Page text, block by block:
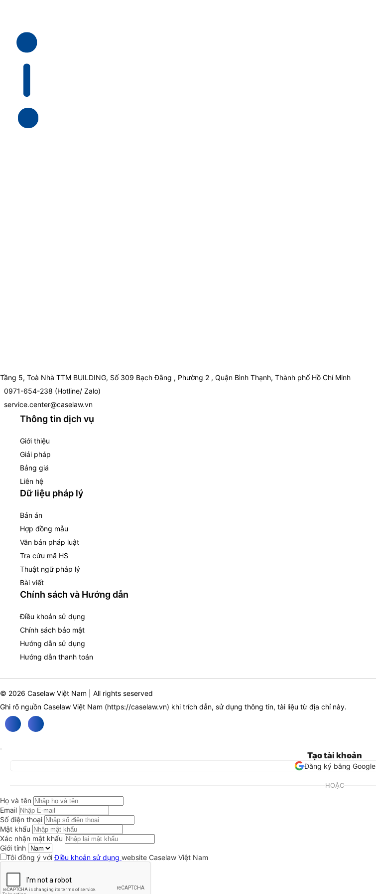
Tầng 5, Toà Nhà TTM BUILDING, Số 309 Bạch Đằng , Phường 2 , Quận Bình Thạnh, Thành phố Hồ Chí Minh
0971-654-238 (Hotline/ Zalo)
service.center@caselaw.vn
Thông tin dịch vụ
Giới thiệu
Giải pháp
Bảng giá
Liên hệ
Dữ liệu pháp lý
Bản án
Hợp đồng mẫu
Văn bản pháp luật
Tra cứu mã HS
Thuật ngữ pháp lý
Bài viết
Chính sách và Hướng dẫn
Điều khoản sử dụng
Chính sách bảo mật
Hướng dẫn sử dụng
Hướng dẫn thanh toán
© 2026 Caselaw Việt Nam | All rights seserved
Ghi rõ nguồn Caselaw Việt Nam (https://caselaw.vn) khi trích dẫn, sử dụng thông tin, tài liệu từ địa chỉ này.
Tạo tài khoản
Đăng ký bằng Google
HOẶC
Họ và tên
Email
Số điện thoại
Mật khẩu
Xác nhận mật khẩu
Giới tính
Tôi đồng ý vớiĐiều khoản sử dụng website Caselaw Việt Nam